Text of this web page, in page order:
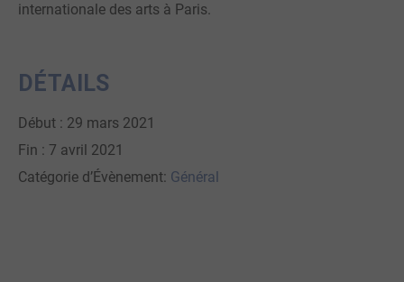
internationale des arts à Paris.
DÉTAILS
Début : 29 mars 2021
Fin : 7 avril 2021
Catégorie d’Évènement: Général